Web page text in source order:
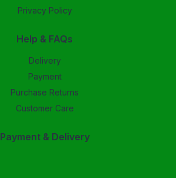
Privacy Policy
Help & FAQs
Delivery
Payment
Purchase Returns
Customer Care
Payment & Delivery